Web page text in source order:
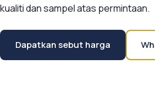
kualiti dan sampel atas permintaan.
Dapatkan sebut harga